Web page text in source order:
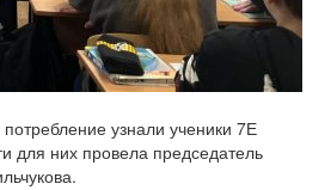
узнали ученики 7Е
для них провела председатель